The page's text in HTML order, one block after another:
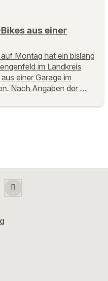
aus einer
Montag hat ein bislang
im Landkreis
einer Garage im
Nach Angaben der …